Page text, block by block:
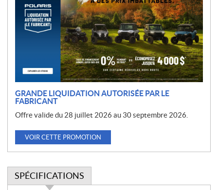
GRANDE LIQUIDATION AUTORISÉE PAR LE
FABRICANT
Offre valide du 28 juillet 2026 au 30 septembre 2026.
VOIR CETTE PROMOTION
SPÉCIFICATIONS